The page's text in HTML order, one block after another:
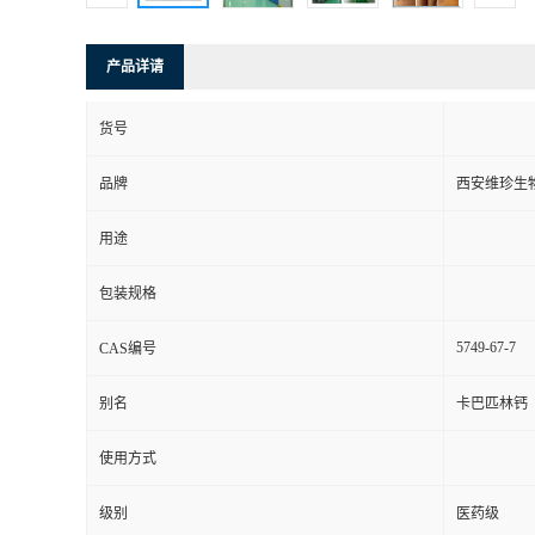
产品详请
货号
品牌 西安维珍生
用途
包装规格
CAS编号 5749-67-7
别名 卡巴匹林钙
使用方式
级别 医药级